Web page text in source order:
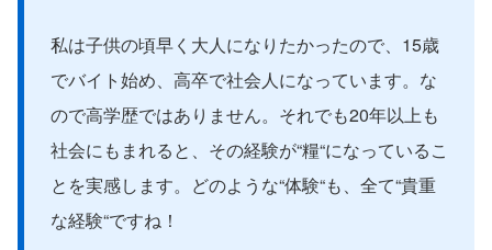
私は子供の頃早く大人になりたかったので、15歳
でバイト始め、高卒で社会人になっています。な
ので高学歴ではありません。それでも20年以上も
社会にもまれると、その経験が“糧“になっているこ
とを実感します。どのような“体験“も、全て“貴重
な経験“ですね！